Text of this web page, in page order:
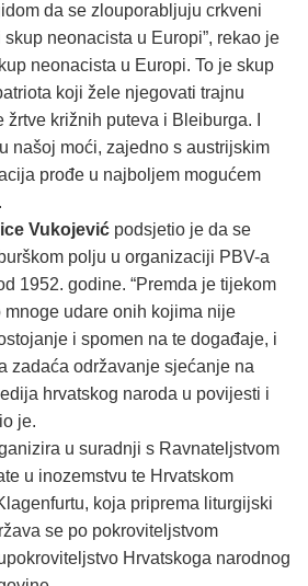
da se zlouporabljuju crkveni
neonacista u Europi”, rekao je
neonacista u Europi. To je skup
koji žele njegovati trajnu
križnih puteva i Bleiburga. I
našoj moći, zajedno s austrijskim
prođe u najboljem mogućem
Vukojević podsjetio je da se
polju u organizaciji PBV-a
1952. godine. “Premda je tijekom
udare onih kojima nije
i spomen na te događaje, i
zadaća održavanje sjećanje na
hrvatskog naroda u povijesti i
je.
u suradnji s Ravnateljstvom
u inozemstvu te Hrvatskom
koja priprema liturgijski
se po pokroviteljstvom
Hrvatskoga narodnog